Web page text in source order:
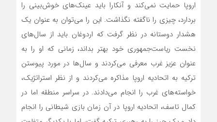
اروپا حمایت نمی‌کند و آنکارا باید عینک‌‌‌‌های خوش‌بینی را
بردارد، چیزی را ناگفته نگذاشت. این را می‌توان به عنوان یک
هشدار دوستانه در نظر گرفت که اردوغان باید از سال‌های
نخست ریاست‌جمهوری خود بهتر بداند، زمانی که او را به
عنوان عزیز غرب معرفی می‌کردند و سال‌ها در مورد پیوستن
ترکیه به اتحادیه اروپا مذاکره می‌کردند و از نظر استراتژیک،
خواسته‌های غرب را انجام می‌دادند. در سراسر منطقه اما در
کمال تاسف، اتحادیه اروپا در آن زمان بازی شیطانی را انجام